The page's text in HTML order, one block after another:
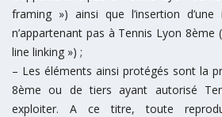
framing ») ainsi que l’insertion
n’appartenant pas à Tennis Lyon 8ème
line linking ») ;
– Les éléments ainsi protégés sont la
8ème ou de tiers ayant autorisé
exploiter. A ce titre, toute